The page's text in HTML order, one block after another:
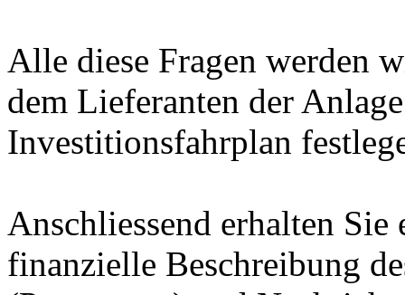
Alle diese Fragen werden
dem Lieferanten der
Investitionsfahrplan
Anschliessend erhalten Sie
finanzielle Beschreibung